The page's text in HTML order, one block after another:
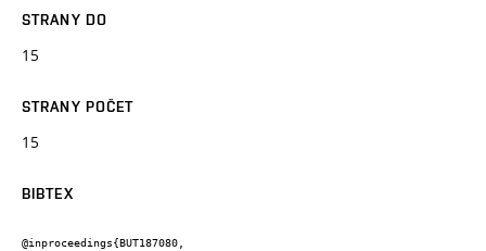
STRANY DO
15
STRANY POČET
15
BIBTEX
@inproceedings{BUT187080,